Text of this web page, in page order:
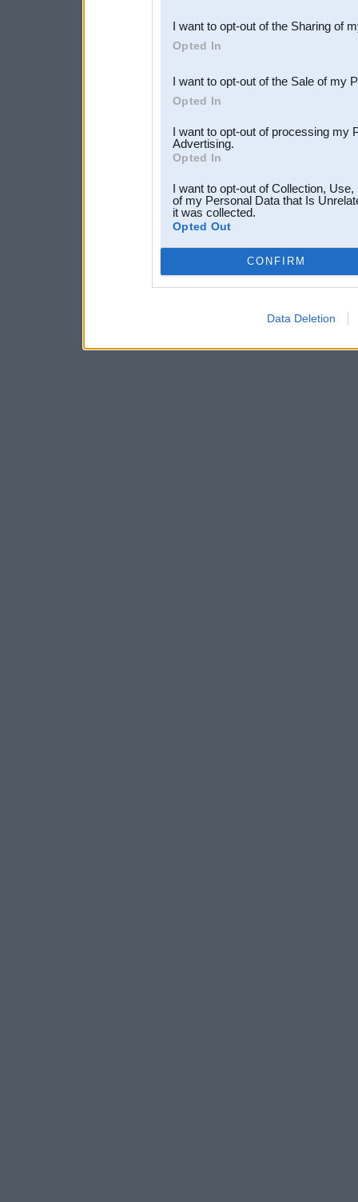
Downstream Participants
third parties.
I want to opt-out of the Sharing of
Opted In
I want to opt-out of the Sale of my
Opted In
I want to opt-out of processing my
Advertising.
Opted In
I want to opt-out of Collection,
of my Personal Data that Is
it was collected.
Opted Out
CONFIRM
Data Deletion